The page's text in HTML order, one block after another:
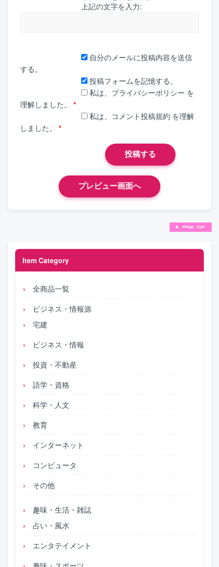
Item Category
全商品一覧
ビジネス・情報源
宅建
ビジネス・情報
投資・不動産
語学・資格
科学・人文
教育
インターネット
コンピュータ
その他
趣味・生活・雑誌
占い・風水
エンタテイメント
上記の文字を入力:
自分のメールに投稿内容を送信
する。
投稿フォームを記憶する。
私は、 プライバシーポリシー を
理解しました。
*
私は、 コメント投稿規約 を理解
しました。
*